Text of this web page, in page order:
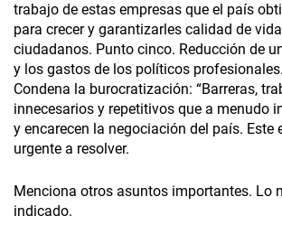
trabajo de estas empresas que el país
para crecer y garantizarles calidad de
ciudadanos. Punto cinco. Reducción de
y los gastos de los políticos
Condena la burocratización: “Barreras,
innecesarios y repetitivos que a menudo
y encarecen la negociación del país. Este
urgente a resolver.
Menciona otros asuntos importantes. Lo
indicado.